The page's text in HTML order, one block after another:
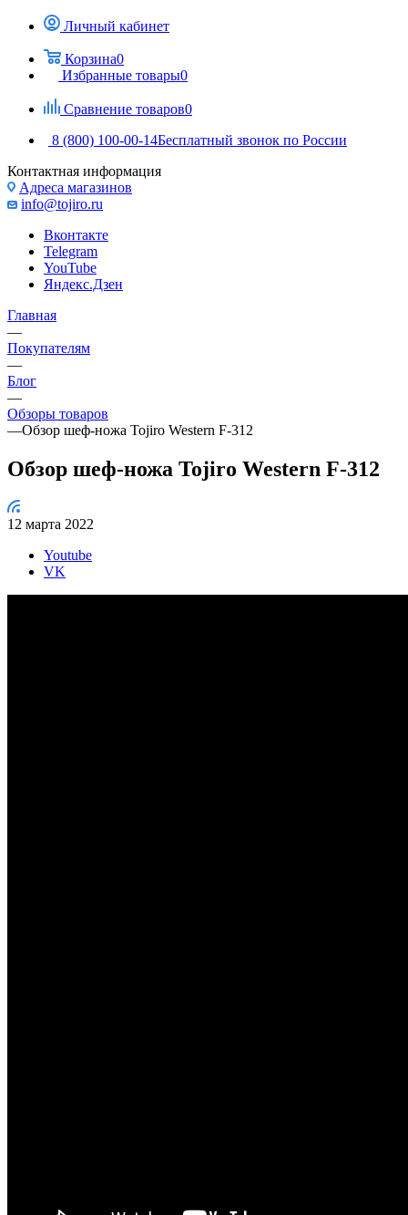
Личный кабинет
Корзина0
Избранные товары0
Сравнение товаров0
8 (800) 100-00-14Бесплатный звонок по России
Контактная информация
Адреса магазинов
info@tojiro.ru
Вконтакте
Telegram
YouTube
Яндекс.Дзен
Главная
—
Покупателям
—
Блог
—
Обзоры товаров
—Обзор шеф-ножа Tojiro Western F-312
Обзор шеф-ножа Tojiro Western F-312
12 марта 2022
Youtube
VK